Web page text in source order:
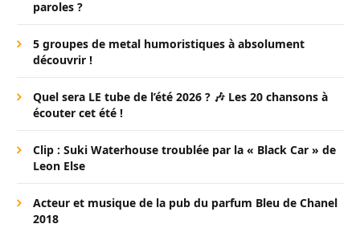
paroles ?
5 groupes de metal humoristiques à absolument
découvrir !
Quel sera LE tube de l’été 2026 ? 🎶 Les 20 chansons à
écouter cet été !
Clip : Suki Waterhouse troublée par la « Black Car » de
Leon Else
Acteur et musique de la pub du parfum Bleu de Chanel
2018